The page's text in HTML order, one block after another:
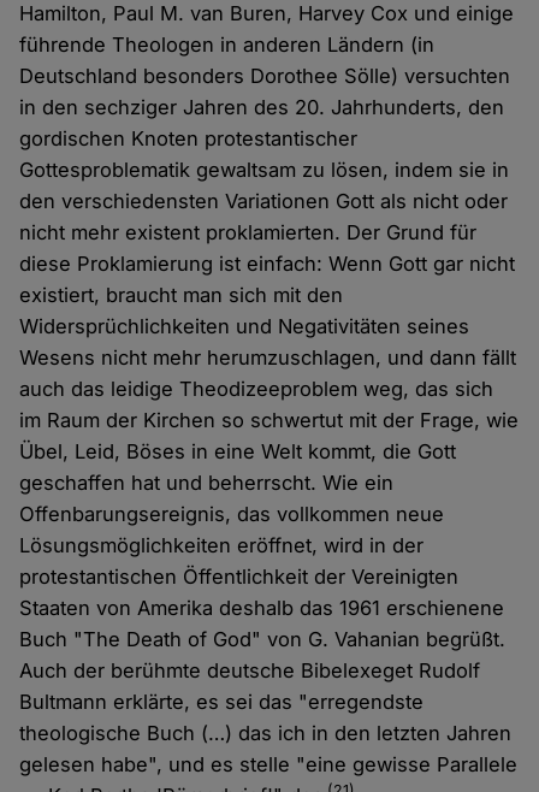
Hamilton, Paul M. van Buren, Harvey Cox und einige
führende Theologen in anderen Ländern (in
Deutschland besonders Dorothee Sölle) versuchten
in den sechziger Jahren des 20. Jahrhunderts, den
gordischen Knoten protestantischer
Gottesproblematik gewaltsam zu lösen, indem sie in
den verschiedensten Variationen Gott als nicht oder
nicht mehr existent proklamierten. Der Grund für
diese Proklamierung ist einfach: Wenn Gott gar nicht
existiert, braucht man sich mit den
Widersprüchlichkeiten und Negativitäten seines
Wesens nicht mehr herumzuschlagen, und dann fällt
auch das leidige Theodizeeproblem weg, das sich
im Raum der Kirchen so schwertut mit der Frage, wie
Übel, Leid, Böses in eine Welt kommt, die Gott
geschaffen hat und beherrscht. Wie ein
Offenbarungsereignis, das vollkommen neue
Lösungsmöglichkeiten eröffnet, wird in der
protestantischen Öffentlichkeit der Vereinigten
Staaten von Amerika deshalb das 1961 erschienene
Buch "The Death of God" von G. Vahanian begrüßt.
Auch der berühmte deutsche Bibelexeget Rudolf
Bultmann erklärte, es sei das "erregendste
theologische Buch (…) das ich in den letzten Jahren
gelesen habe", und es stelle "eine gewisse Parallele